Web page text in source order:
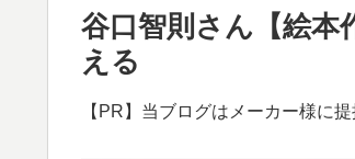
谷口智則さん【絵本
える
【PR】当ブログはメーカー様に